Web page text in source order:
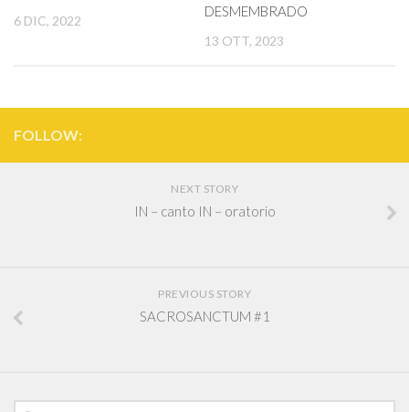
6 DIC, 2022
DESMEMBRADO
13 OTT, 2023
FOLLOW:
NEXT STORY
IN – canto IN – oratorio
PREVIOUS STORY
SACROSANCTUM #1